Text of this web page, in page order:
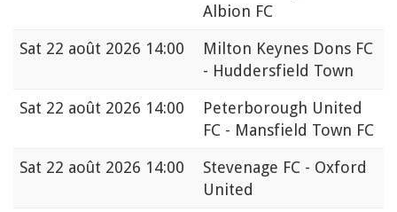
Albion FC
Sat 22 août 2026 14:00
Milton Keynes Dons FC
- Huddersfield Town
Sat 22 août 2026 14:00
Peterborough United
FC - Mansfield Town FC
Sat 22 août 2026 14:00
Stevenage FC - Oxford
United